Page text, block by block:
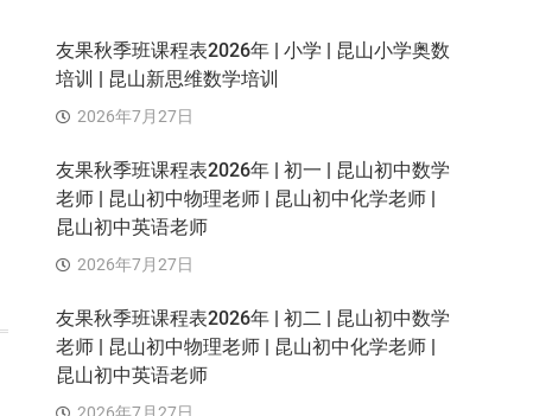
友果秋季班课程表2026年 | 小学 | 昆山小学奥数
培训 | 昆山新思维数学培训
2026年7月27日
友果秋季班课程表2026年 | 初一 | 昆山初中数学
老师 | 昆山初中物理老师 | 昆山初中化学老师 |
昆山初中英语老师
2026年7月27日
友果秋季班课程表2026年 | 初二 | 昆山初中数学
老师 | 昆山初中物理老师 | 昆山初中化学老师 |
昆山初中英语老师